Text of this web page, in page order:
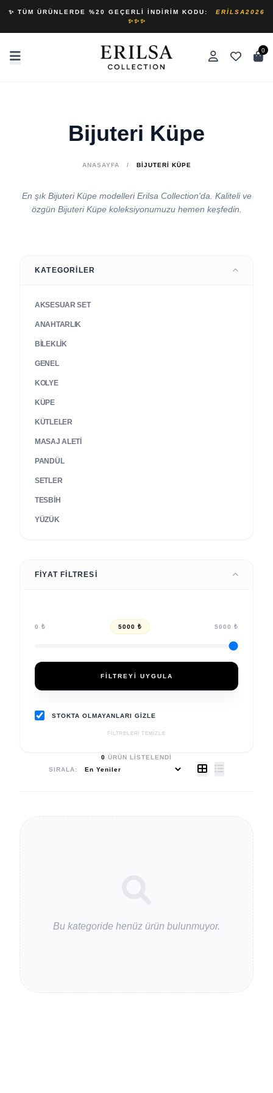
✨ TÜM ÜRÜNLERDE %20 GEÇERLI İNDIRIM KODU:
ERILSA2026
✨✨✨
0
Bijuteri Küpe
ANASAYFA / BIJUTERI KÜPE
En şık Bijuteri Küpe modelleri Erilsa Collection'da. Kaliteli ve
özgün Bijuteri Küpe koleksiyonumuzu hemen keşfedin.
KATEGORILER
AKSESUAR SET
ANAHTARLIK
BILEKLIK
GENEL
KOLYE
KÜPE
KÜTLELER
MASAJ ALETI
PANDÜL
SETLER
TESBIH
YÜZÜK
FIYAT FILTRESI
0 ₺ 5000 ₺ 5000 ₺
FILTREYI UYGULA
STOKTA OLMAYANLARI GIZLE
FILTRELERI TEMIZLE
0 ÜRÜN LISTELENDI
SIRALA:
Bu kategoride henüz ürün bulunmuyor.